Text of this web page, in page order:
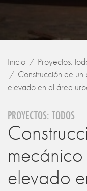
Inicio
Proyectos:
Construcción de
elevado en el área
PROYECTOS: TODOS
elevado